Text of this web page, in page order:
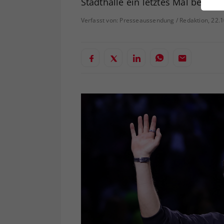
Verfasst von: Presseaussendung / Redaktion,